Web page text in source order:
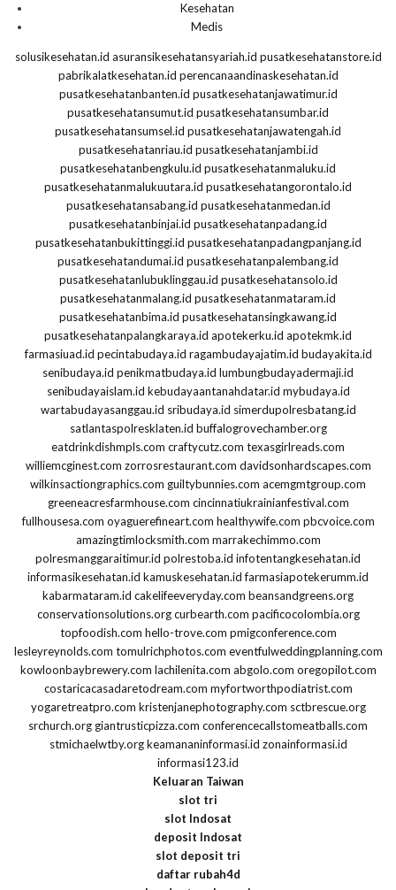
Kesehatan
Medis
solusikesehatan.id asuransikesehatansyariah.id pusatkesehatanstore.id
pabrikalatkesehatan.id perencanaandinaskesehatan.id
pusatkesehatanbanten.id pusatkesehatanjawatimur.id
pusatkesehatansumut.id pusatkesehatansumbar.id
pusatkesehatansumsel.id pusatkesehatanjawatengah.id
pusatkesehatanriau.id pusatkesehatanjambi.id
pusatkesehatanbengkulu.id pusatkesehatanmaluku.id
pusatkesehatanmalukuutara.id pusatkesehatangorontalo.id
pusatkesehatansabang.id pusatkesehatanmedan.id
pusatkesehatanbinjai.id pusatkesehatanpadang.id
pusatkesehatanbukittinggi.id pusatkesehatanpadangpanjang.id
pusatkesehatandumai.id pusatkesehatanpalembang.id
pusatkesehatanlubuklinggau.id pusatkesehatansolo.id
pusatkesehatanmalang.id pusatkesehatanmataram.id
pusatkesehatanbima.id pusatkesehatansingkawang.id
pusatkesehatanpalangkaraya.id apotekerku.id apotekmk.id
farmasiuad.id pecintabudaya.id ragambudayajatim.id budayakita.id
senibudaya.id penikmatbudaya.id lumbungbudayadermaji.id
senibudayaislam.id kebudayaantanahdatar.id mybudaya.id
wartabudayasanggau.id sribudaya.id simerdupolresbatang.id
satlantaspolresklaten.id buffalogrovechamber.org
eatdrinkdishmpls.com craftycutz.com texasgirlreads.com
williemcginest.com zorrosrestaurant.com davidsonhardscapes.com
wilkinsactiongraphics.com guiltybunnies.com acemgmtgroup.com
greeneacresfarmhouse.com cincinnatiukrainianfestival.com
fullhousesa.com oyaguerefineart.com healthywife.com pbcvoice.com
amazingtimlocksmith.com marrakechimmo.com
polresmanggaraitimur.id polrestoba.id infotentangkesehatan.id
informasikesehatan.id kamuskesehatan.id farmasiapotekerumm.id
kabarmataram.id cakelifeeveryday.com beansandgreens.org
conservationsolutions.org curbearth.com pacificocolombia.org
topfoodish.com hello-trove.com pmigconference.com
lesleyreynolds.com tomulrichphotos.com eventfulweddingplanning.com
kowloonbaybrewery.com lachilenita.com abgolo.com oregopilot.com
costaricacasadaretodream.com myfortworthpodiatrist.com
yogaretreatpro.com kristenjanephotography.com sctbrescue.org
srchurch.org giantrusticpizza.com conferencecallstomeatballs.com
stmichaelwtby.org keamananinformasi.id zonainformasi.id
informasi123.id
Keluaran Taiwan
slot tri
slot Indosat
deposit Indosat
slot deposit tri
daftar rubah4d